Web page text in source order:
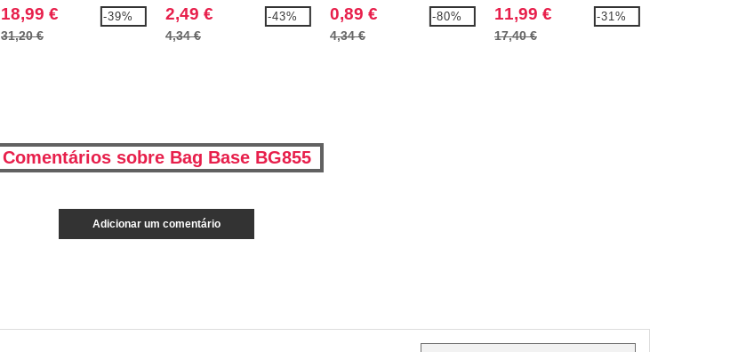
VINTAGE
18,99 €
31,20 €
-39%
algodão
2,49 €
4,34 €
-43%
premium
0,89 €
4,34 €
-80% 11,99 €
17,40 €
-31%
Comentários sobre Bag Base BG855
Adicionar um comentário